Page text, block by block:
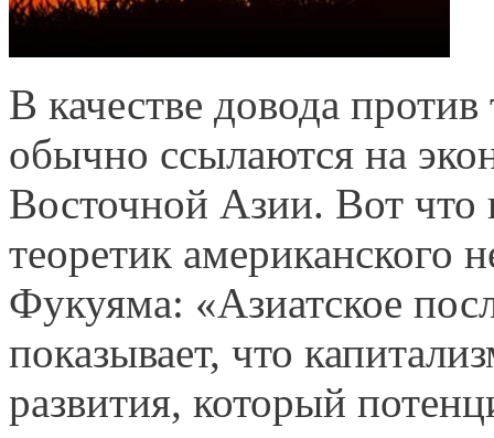
В качестве довода
обычно ссылаются на
Восточной Азии. Вот что
теоретик американского
Фукуяма: «Азиатское
показывает, что
развития, который